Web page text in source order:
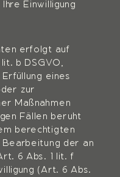
Einwilligung
erfolgt auf
b DSGVO,
eines
zur
Maßnahmen
Fällen beruht
berechtigten
der an
6 Abs. 1 lit. f
(Art. 6 Abs.